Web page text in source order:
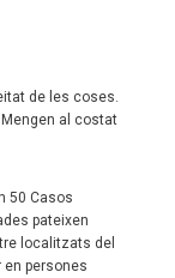
de les coses.
al costat
50 Casos
pateixen
localitzats del
en persones